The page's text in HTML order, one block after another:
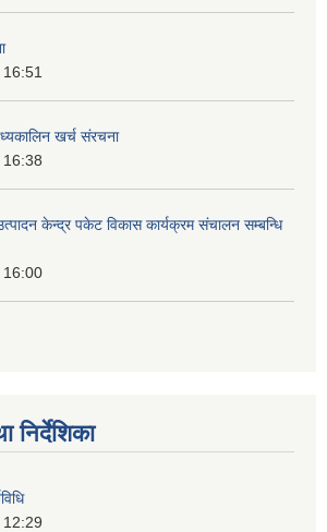
खर्च संरचना
केन्द्र पकेट विकास कार्यक्रम संचालन सम्बन्धि